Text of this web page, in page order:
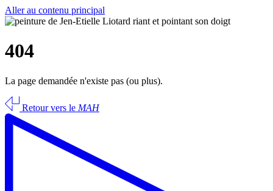
Aller au contenu principal
404
La page demandée n'existe pas (ou plus).
Retour vers le MAH